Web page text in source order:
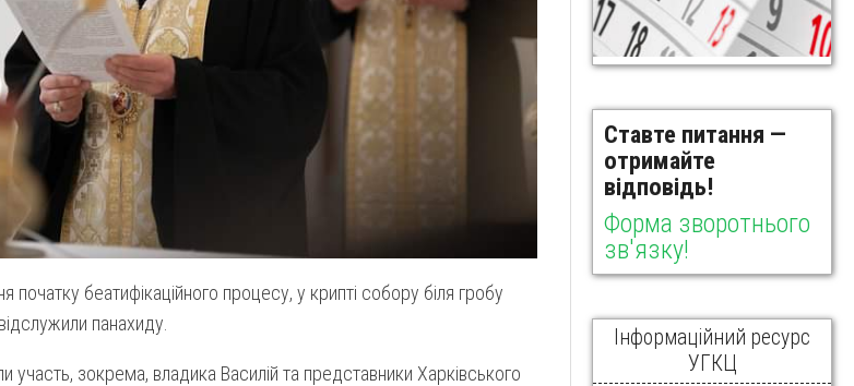
початку беатифікаційного процесу, у крипті собору біля гробу
панахиду.
участь, зокрема, владика Василій та представники Харківського
Ставте питання —
отримайте
відповідь!
Форма зворотнього
зв'язку!
Інформаційний ресурс
УГКЦ